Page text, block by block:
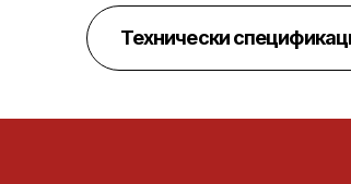
Технически